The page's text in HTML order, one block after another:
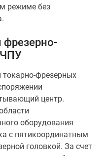
режиме без
ЧПУ
фрезерных
центр.
оборудования
с пятикоординатным
головкой. За счет